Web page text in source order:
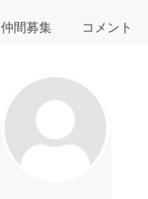
仲間募集 コメント